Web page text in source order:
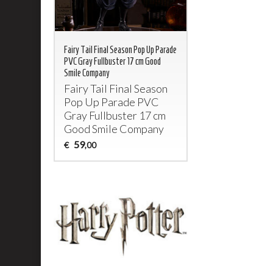
Fairy Tail Final Season Pop Up Parade
PVC Gray Fullbuster 17 cm Good
Smile Company
Fairy Tail Final Season
Pop Up Parade PVC
Gray Fullbuster 17 cm
Good Smile Company
€ 59,00